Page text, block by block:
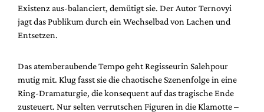
Existenz aus-balanciert, demütigt sie. Der Autor Ternovyi
jagt das Publikum durch ein Wechselbad von Lachen und
Entsetzen.
Das atemberaubende Tempo geht Regisseurin Salehpour
mutig mit. Klug fasst sie die chaotische Szenenfolge in eine
Ring-Dramaturgie, die konsequent auf das tragische Ende
zusteuert. Nur selten verrutschen Figuren in die Klamotte –